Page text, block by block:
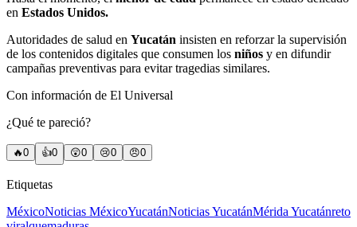
en Estados Unidos.
Autoridades de salud en Yucatán insisten en reforzar la supervisión
de los contenidos digitales que consumen los niños y en difundir
campañas preventivas para evitar tragedias similares.
Con información de El Universal
¿Qué te pareció?
🔥0 👍0 😲0 😢0 😠0
Etiquetas
MéxicoNoticias MéxicoYucatánNoticias YucatánMérida Yucatánreto